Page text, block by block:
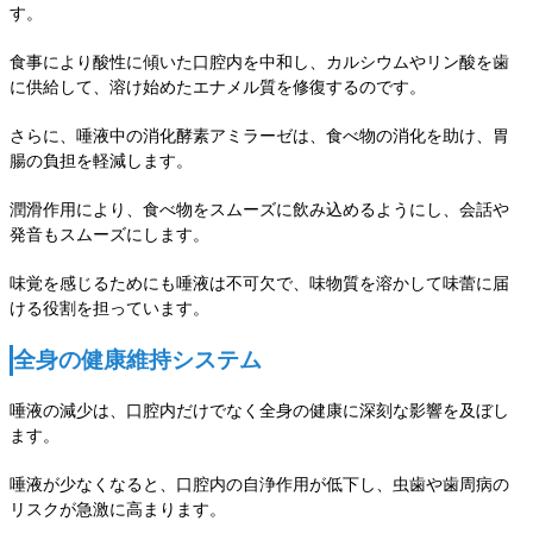
す。
食事により酸性に傾いた口腔内を中和し、カルシウムやリン酸を歯
に供給して、溶け始めたエナメル質を修復するのです。
さらに、唾液中の消化酵素アミラーゼは、食べ物の消化を助け、胃
腸の負担を軽減します。
潤滑作用により、食べ物をスムーズに飲み込めるようにし、会話や
発音もスムーズにします。
味覚を感じるためにも唾液は不可欠で、味物質を溶かして味蕾に届
ける役割を担っています。
全身の健康維持システム
唾液の減少は、口腔内だけでなく全身の健康に深刻な影響を及ぼし
ます。
唾液が少なくなると、口腔内の自浄作用が低下し、虫歯や歯周病の
リスクが急激に高まります。